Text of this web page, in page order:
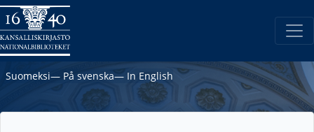
Suomeksi― På svenska― In English